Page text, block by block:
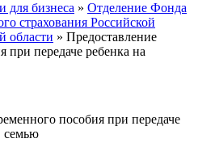
для бизнеса » Отделение Фонда
страхования Российской
области » Предоставление
при передаче ребенка на
пособия при передаче
семью